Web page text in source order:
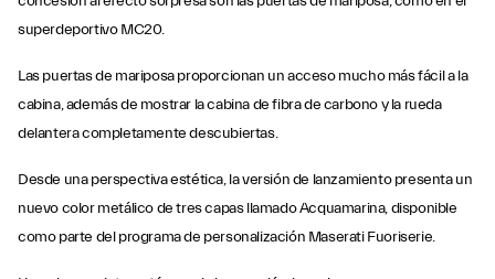
superdeportivo MC20.
Las puertas de mariposa proporcionan un acceso mucho más fácil a la
cabina, además de mostrar la cabina de fibra de carbono y la rueda
delantera completamente descubiertas.
Desde una perspectiva estética, la versión de lanzamiento presenta un
nuevo color metálico de tres capas llamado Acquamarina, disponible
como parte del programa de personalización Maserati Fuoriserie.